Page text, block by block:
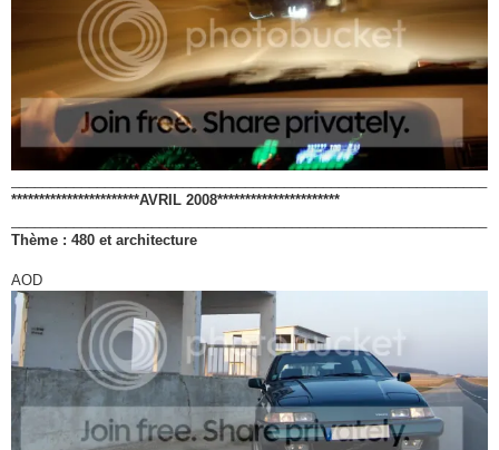
***********************AVRIL 2008**********************
Thème : 480 et architecture
AOD